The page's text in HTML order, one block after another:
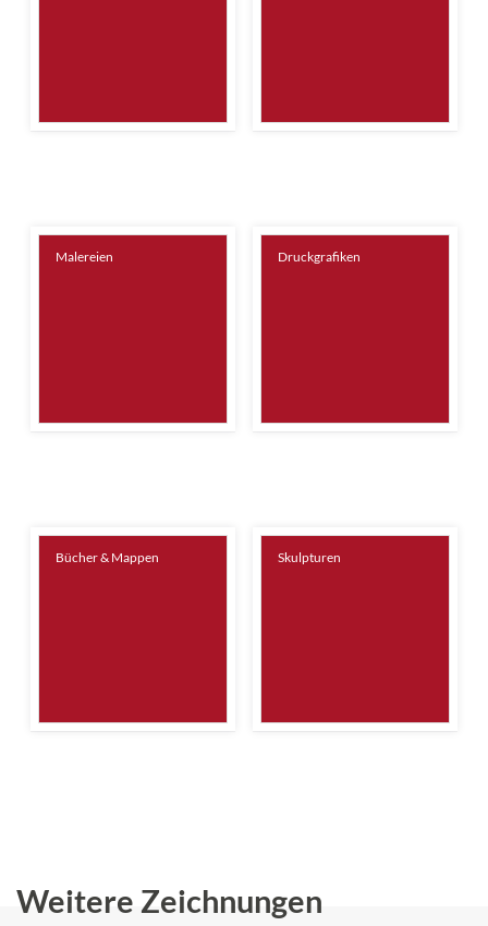
Malereien Druckgrafiken
Bücher & Mappen Skulpturen
Weitere Zeichnungen